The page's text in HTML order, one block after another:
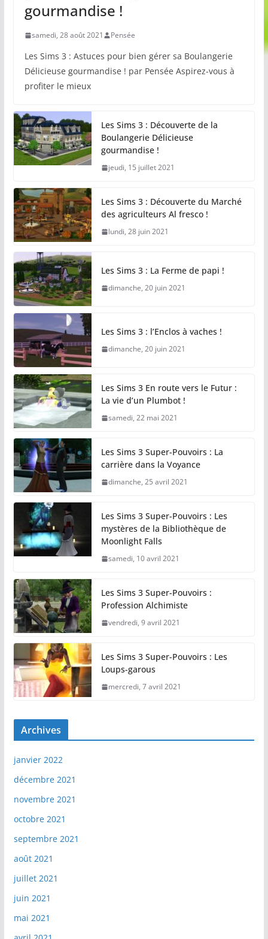
gourmandise !
samedi, 28 août 2021 Pensée
Les Sims 3 : Astuces pour bien gérer sa Boulangerie
Délicieuse gourmandise ! par Pensée Aspirez-vous à
profiter le mieux
Les Sims 3 : Découverte de la
Boulangerie Délicieuse
gourmandise !
jeudi, 15 juillet 2021
Les Sims 3 : Découverte du Marché
des agriculteurs Al fresco !
lundi, 28 juin 2021
Les Sims 3 : La Ferme de papi !
dimanche, 20 juin 2021
Les Sims 3 : l’Enclos à vaches !
dimanche, 20 juin 2021
Les Sims 3 En route vers le Futur :
La vie d’un Plumbot !
samedi, 22 mai 2021
Les Sims 3 Super-Pouvoirs : La
carrière dans la Voyance
dimanche, 25 avril 2021
Les Sims 3 Super-Pouvoirs : Les
mystères de la Bibliothèque de
Moonlight Falls
samedi, 10 avril 2021
Les Sims 3 Super-Pouvoirs :
Profession Alchimiste
vendredi, 9 avril 2021
Les Sims 3 Super-Pouvoirs : Les
Loups-garous
mercredi, 7 avril 2021
Archives
janvier 2022
décembre 2021
novembre 2021
octobre 2021
septembre 2021
août 2021
juillet 2021
juin 2021
mai 2021